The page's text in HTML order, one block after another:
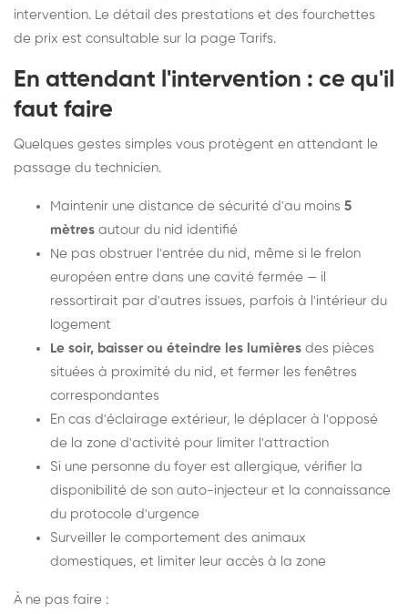
intervention. Le détail des prestations et des fourchettes
de prix est consultable sur la page Tarifs.
En attendant l'intervention : ce qu'il
faut faire
Quelques gestes simples vous protègent en attendant le
passage du technicien.
Maintenir une distance de sécurité d'au moins 5
mètres autour du nid identifié
Ne pas obstruer l'entrée du nid, même si le frelon
européen entre dans une cavité fermée — il
ressortirait par d'autres issues, parfois à l'intérieur du
logement
Le soir, baisser ou éteindre les lumières des pièces
situées à proximité du nid, et fermer les fenêtres
correspondantes
En cas d'éclairage extérieur, le déplacer à l'opposé
de la zone d'activité pour limiter l'attraction
Si une personne du foyer est allergique, vérifier la
disponibilité de son auto-injecteur et la connaissance
du protocole d'urgence
Surveiller le comportement des animaux
domestiques, et limiter leur accès à la zone
À ne pas faire :